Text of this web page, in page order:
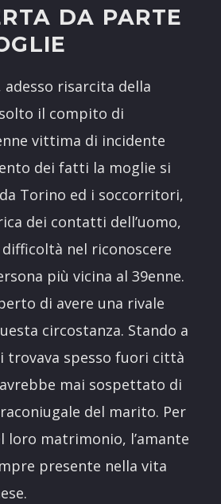
DA PARTE
adesso risarcita della
il compito di
vittima di incidente
dei fatti la moglie si
Torino ed i soccorritori,
dei contatti dell’uomo,
nel riconoscere
più vicina al 39enne.
di avere una rivale
circostanza. Stando a
trovava spesso fuori città
mai sospettato di
del marito. Per
loro matrimonio, l’amante
presente nella vita